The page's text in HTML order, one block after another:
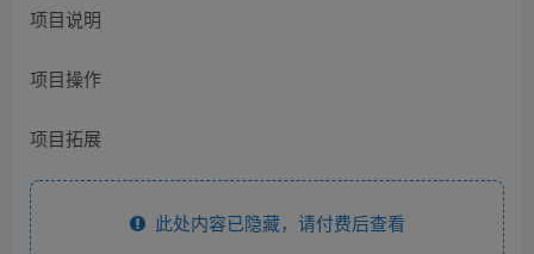
项目说明
项目操作
项目拓展
此处内容已隐藏，请付费后查看